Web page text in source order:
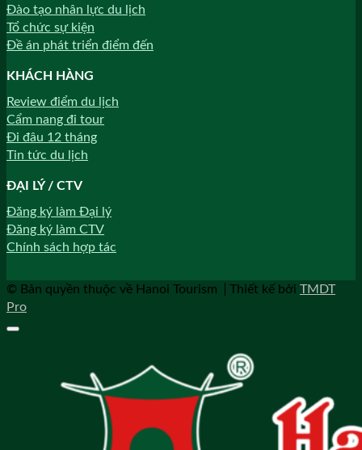
Đào tạo nhân lực du lịch
Tổ chức sự kiện
Đề án phát triển điểm đến
KHÁCH HÀNG
Review điểm du lịch
Cẩm nang đi tour
Đi đâu 12 tháng
Tin tức du lịch
ĐẠI LÝ / CTV
Đăng ký làm Đại lý
Đăng ký làm CTV
Chính sách hợp tác
© Bản quyền thuộc về Hanoi Tourism Thiết kế bởi TMDT
Pro